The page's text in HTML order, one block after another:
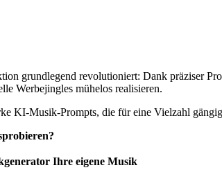
grundlegend revolutioniert: Dank präziser
Werbejingles mühelos realisieren.
KI-Musik-Prompts, die für eine Vielzahl
Ihre eigene Musik